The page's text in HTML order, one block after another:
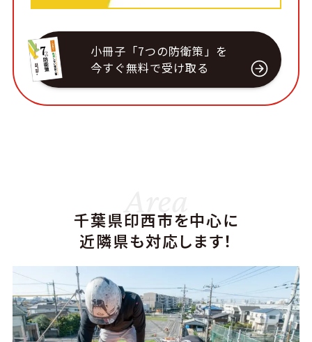
小冊子「7つの防衛策」を
今すぐ無料で受け取る
千葉県印西市を中心に
近隣県も対応します！